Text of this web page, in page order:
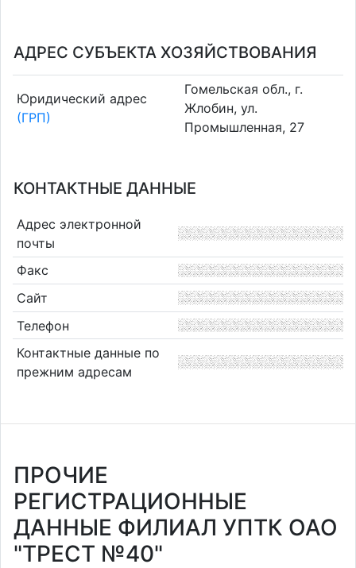
АДРЕС СУБЪЕКТА ХОЗЯЙСТВОВАНИЯ
Юридический адрес
(ГРП)
Гомельская обл., г.
Жлобин, ул.
Промышленная, 27
КОНТАКТНЫЕ ДАННЫЕ
Адрес электронной
почты
Факс
Сайт
Телефон
Контактные данные по
прежним адресам
ПРОЧИЕ
РЕГИСТРАЦИОННЫЕ
ДАННЫЕ ФИЛИАЛ УПТК ОАО
"ТРЕСТ №40"